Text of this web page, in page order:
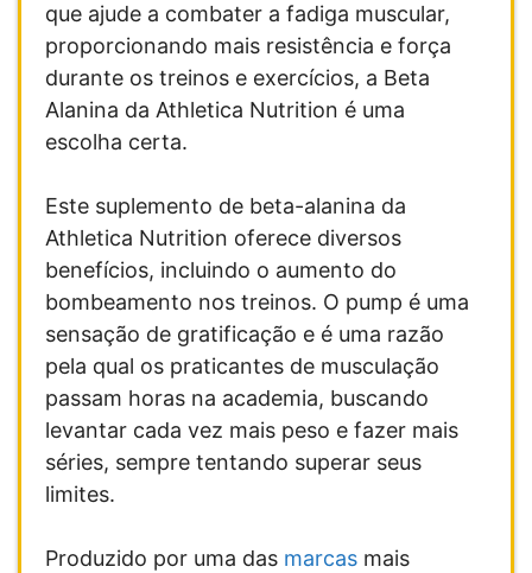
que ajude a combater a fadiga muscular,
proporcionando mais resistência e força
durante os treinos e exercícios, a Beta
Alanina da Athletica Nutrition é uma
escolha certa.
Este suplemento de beta-alanina da
Athletica Nutrition oferece diversos
benefícios, incluindo o aumento do
bombeamento nos treinos. O pump é uma
sensação de gratificação e é uma razão
pela qual os praticantes de musculação
passam horas na academia, buscando
levantar cada vez mais peso e fazer mais
séries, sempre tentando superar seus
limites.
Produzido por uma das marcas mais